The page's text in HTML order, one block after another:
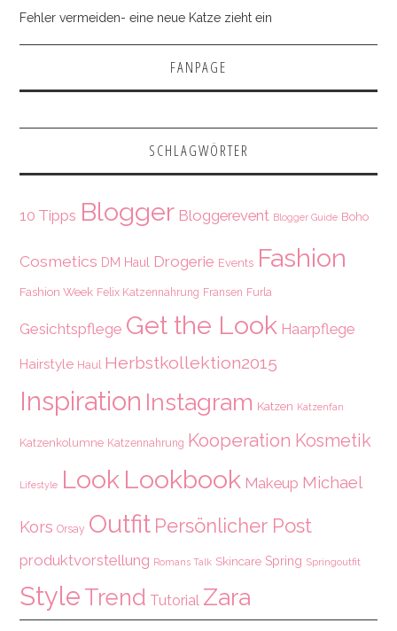
Fehler vermeiden- eine neue Katze zieht ein
FANPAGE
SCHLAGWÖRTER
10 Tipps Blogger Bloggerevent Blogger Guide Boho
Cosmetics DM Haul Drogerie Events Fashion
Fashion Week Felix Katzennahrung Fransen Furla
Gesichtspflege Get the Look Haarpflege
Hairstyle Haul Herbstkollektion2015
Inspiration Instagram Katzen Katzenfan
Katzenkolumne Katzennahrung Kooperation Kosmetik
Lifestyle Look Lookbook Makeup Michael
Kors Orsay Outfit Persönlicher Post
produktvorstellung Romans Talk Skincare Spring Springoutfit
Style Trend Tutorial Zara